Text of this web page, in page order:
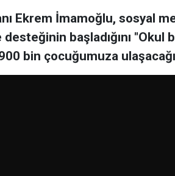
Ekrem İmamoğlu, sosyal
başladığını "Okul
bin çocuğumuza